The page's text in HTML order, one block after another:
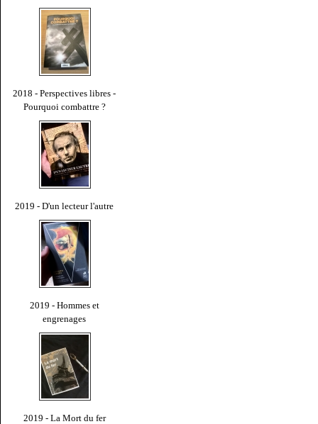
2018 - Perspectives libres -
Pourquoi combattre ?
2019 - D'un lecteur l'autre
2019 - Hommes et
engrenages
2019 - La Mort du fer